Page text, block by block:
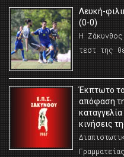
Λευκή-
(0-0)
Η
τεστ της
Έκπτωτο
απόφαση
κινήσεις